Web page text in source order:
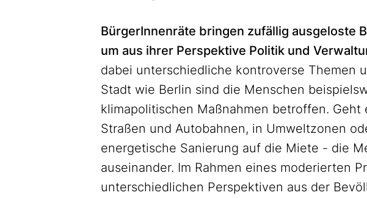
BürgerInnenräte bringen zufällig ausgeloste
um aus ihrer Perspektive Politik und
dabei unterschiedliche kontroverse Themen
Stadt wie Berlin sind die Menschen
klimapolitischen Maßnahmen betroffen. Geht
Straßen und Autobahnen, in Umweltzonen
energetische Sanierung auf die Miete - die
auseinander. Im Rahmen eines moderierten
unterschiedlichen Perspektiven aus der